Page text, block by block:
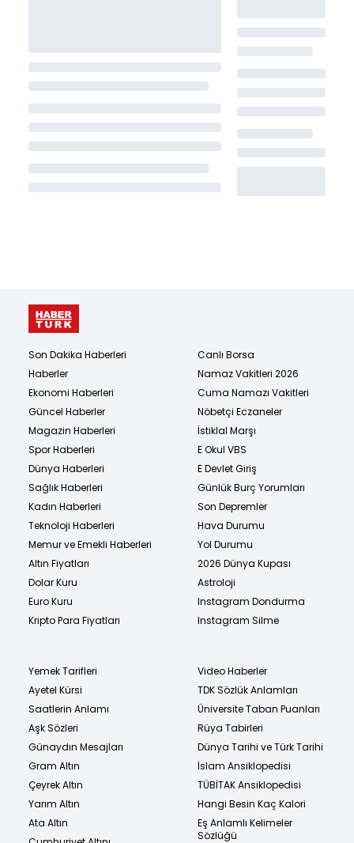
Son Dakika Haberleri
Haberler
Ekonomi Haberleri
Güncel Haberler
Magazin Haberleri
Spor Haberleri
Dünya Haberleri
Sağlık Haberleri
Kadın Haberleri
Teknoloji Haberleri
Memur ve Emekli Haberleri
Altın Fiyatları
Dolar Kuru
Euro Kuru
Kripto Para Fiyatları
Canlı Borsa
Namaz Vakitleri 2026
Cuma Namazı Vakitleri
Nöbetçi Eczaneler
İstiklal Marşı
E Okul VBS
E Devlet Giriş
Günlük Burç Yorumları
Son Depremler
Hava Durumu
Yol Durumu
2026 Dünya Kupası
Astroloji
Instagram Dondurma
Instagram Silme
Yemek Tarifleri
Ayetel Kürsi
Saatlerin Anlamı
Aşk Sözleri
Günaydın Mesajları
Gram Altın
Çeyrek Altın
Yarım Altın
Ata Altın
Video Haberler
TDK Sözlük Anlamları
Üniversite Taban Puanları
Rüya Tabirleri
Dünya Tarihi ve Türk Tarihi
İslam Ansiklopedisi
TÜBİTAK Ansiklopedisi
Hangi Besin Kaç Kalori
Eş Anlamlı Kelimeler
Sözlüğü